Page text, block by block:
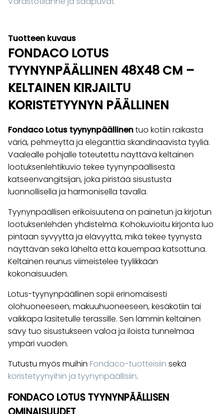
Tuotteen kuvaus
FONDACO LOTUS
TYYNYNPÄÄLLINEN 48X48 CM –
KELTAINEN KIRJAILTU
KORISTETYYNYN PÄÄLLINEN
Fondaco Lotus tyynynpäällinentuo kotiin raikasta
väriä, pehmeyttä ja eleganttia skandinaavista tyyliä.
Vaalealle pohjalle toteutettu näyttävä keltainen
lootuksenlehtikuvio tekee tyynynpäällisestä
katseenvangitsijan, joka piristää sisustusta
luonnollisella ja harmonisella tavalla.
Tyynynpäällisen erikoisuutena on painetun ja kirjotun
lootuksenlehden yhdistelmä. Kohokuvioitu kirjonta luo
pintaan syvyyttä ja elävyyttä, mikä tekee tyynystä
näyttävän sekä läheltä että kauempaa katsottuna.
Keltainen reunus viimeistelee tyylikkään
kokonaisuuden.
Lotus-tyynynpäällinen sopii erinomaisesti
olohuoneeseen, makuuhuoneeseen, kesäkotiin tai
vaikkapa lasitetulle terassille. Sen lämmin keltainen
sävy tuo sisustukseen valoa ja iloista tunnelmaa
ympäri vuoden.
Tutustu myös muihin Fondaco-tuotteisiin sekä
koristetyynyihin ja tyynynpäällisiin.
FONDACO LOTUS TYYNYNPÄÄLLISEN